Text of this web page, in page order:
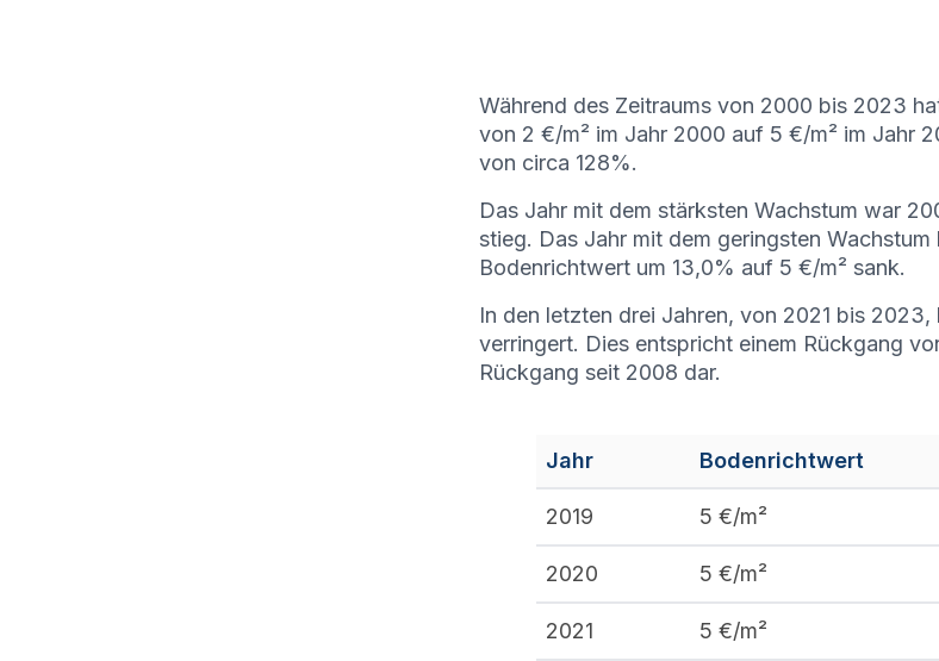
Während des Zeitraums von 2000 bis 2023
von 2 €/m² im Jahr 2000 auf 5 €/m² im Jahr
von circa 128%.
Das Jahr mit dem stärksten Wachstum war
stieg. Das Jahr mit dem geringsten
Bodenrichtwert um 13,0% auf 5 €/m² sank.
In den letzten drei Jahren, von 2021 bis
verringert. Dies entspricht einem Rückgang
Rückgang seit 2008 dar.
Jahr Bodenrichtwert
2019 5 €/m²
2020 5 €/m²
2021 5 €/m²